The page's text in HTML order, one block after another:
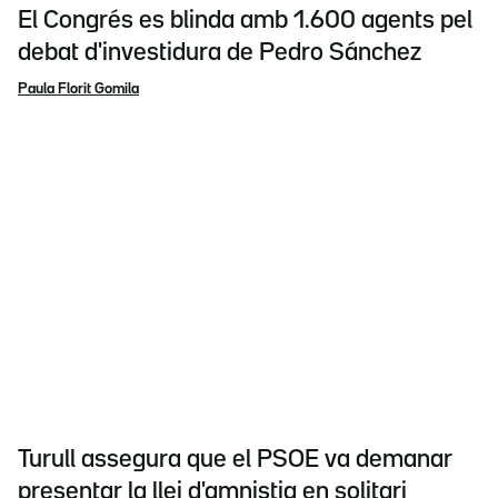
El Congrés es blinda amb 1.600 agents pel
debat d'investidura de Pedro Sánchez
Paula Florit Gomila
Turull assegura que el PSOE va demanar
presentar la llei d'amnistia en solitari